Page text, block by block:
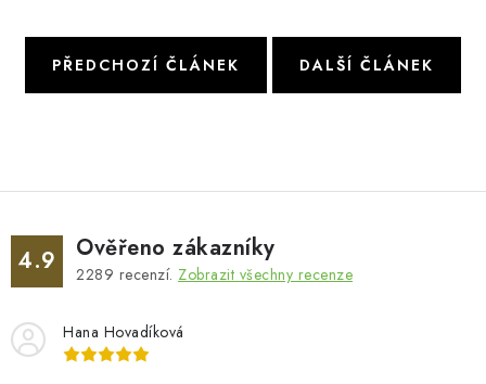
PŘEDCHOZÍ ČLÁNEK DALŠÍ ČLÁNEK
4.9 Ověřeno zákazníky
2289 recenzí. Zobrazit všechny recenze
Hana Hovadíková